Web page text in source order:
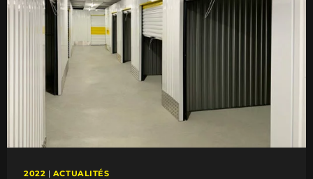
PROCHAINEMENT
!
2022 | ACTUALITÉS